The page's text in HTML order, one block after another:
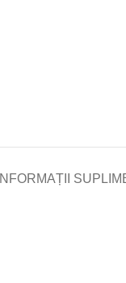
INFORMAȚII